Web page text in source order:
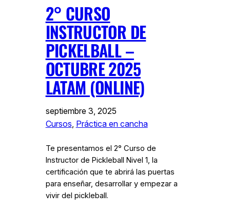
2° CURSO
INSTRUCTOR DE
PICKELBALL –
OCTUBRE 2025
LATAM (ONLINE)
septiembre 3, 2025
Cursos Práctica en cancha
Te presentamos el 2° Curso de
Instructor de Pickleball Nivel 1, la
certificación que te abrirá las puertas
para enseñar, desarrollar y empezar a
vivir del pickleball.